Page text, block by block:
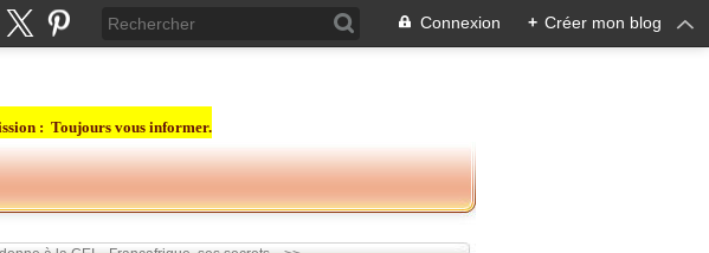
Connexion + Créer mon blog
: Toujours vous informer.